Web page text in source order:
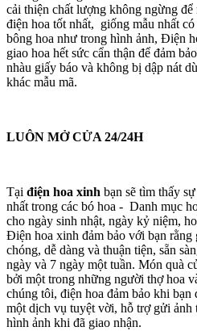
cải thiện chất lượng không ngừng
điện hoa tốt nhất, giống mẫu nhất
bông hoa như trong hình ảnh, Điện
giao hoa hết sức cẩn thận để đảm
nhàu giấy báo và không bị dập nát
khác mẫu mã.
LUÔN MỞ CỬA 24/24H
Tại điện hoa xinh bạn sẽ tìm thấy
nhất trong các bó hoa - Danh mục
cho ngày sinh nhật, ngày kỷ niệm,
Điện hoa xinh đảm bảo với bạn rằng
chóng, dễ dàng và thuận tiện, sẵn
ngày và 7 ngày một tuần. Món quà
bởi một trong những người thợ hoa
chúng tôi, điện hoa đảm bảo khi bạn
một dịch vụ tuyệt vời, hỗ trợ gửi ảnh
hình ảnh khi đã giao nhận.